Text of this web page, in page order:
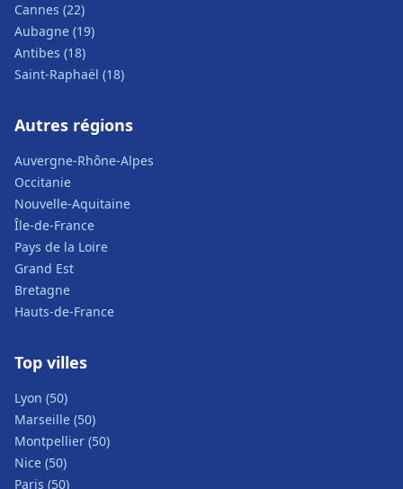
Cannes (22)
Aubagne (19)
Antibes (18)
Saint-Raphaël (18)
Autres régions
Auvergne-Rhône-Alpes
Occitanie
Nouvelle-Aquitaine
Île-de-France
Pays de la Loire
Grand Est
Bretagne
Hauts-de-France
Top villes
Lyon (50)
Marseille (50)
Montpellier (50)
Nice (50)
Paris (50)